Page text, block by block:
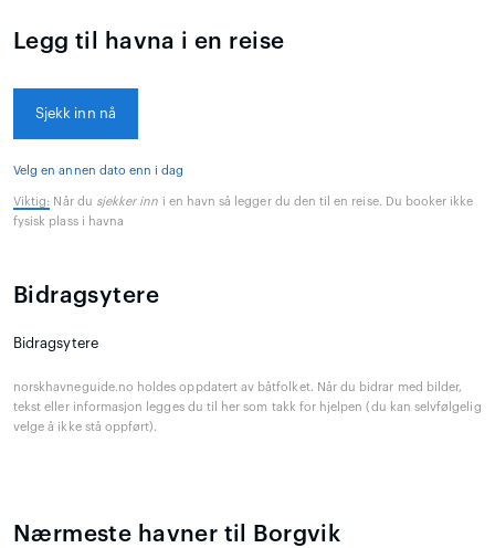
Legg til havna i en reise
Sjekk inn nå
Velg en annen dato enn i dag
Viktig: Når du sjekker inn i en havn så legger du den til en reise. Du booker ikke
fysisk plass i havna
Bidragsytere
Bidragsytere
norskhavneguide.no holdes oppdatert av båtfolket. Når du bidrar med bilder,
tekst eller informasjon legges du til her som takk for hjelpen (du kan selvfølgelig
velge å ikke stå oppført).
Nærmeste havner til Borgvik